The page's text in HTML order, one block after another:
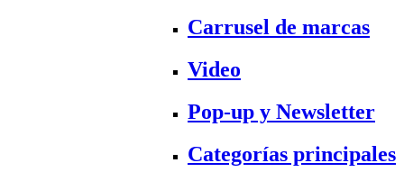
Carrusel de marcas
Video
Pop-up y Newsletter
Categorías principales